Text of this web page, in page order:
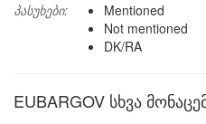
პასუხები:
Mentioned
Not mentioned
DK/RA
EUBARGOV სხვა